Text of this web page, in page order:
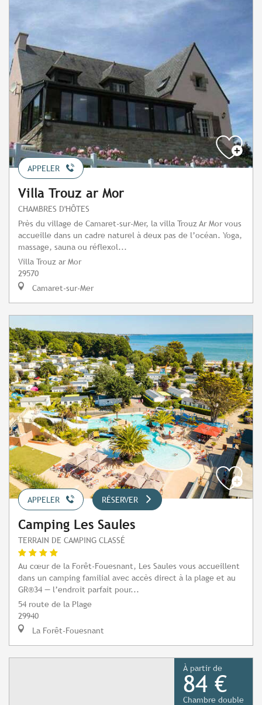
APPELER
Villa Trouz ar Mor
CHAMBRES D'HÔTES
Près du village de Camaret-sur-Mer, la villa Trouz Ar Mor vous
accueille dans un cadre naturel à deux pas de l’océan. Yoga,
massage, sauna ou réflexol...
Villa Trouz ar Mor
29570
Camaret-sur-Mer
APPELER RÉSERVER
Camping Les Saules
TERRAIN DE CAMPING CLASSÉ
Au cœur de la Forêt-Fouesnant, Les Saules vous accueillent
dans un camping familial avec accès direct à la plage et au
GR®34 — l’endroit parfait pour...
54 route de la Plage
29940
La Forêt-Fouesnant
À partir de
84 €
Chambre double